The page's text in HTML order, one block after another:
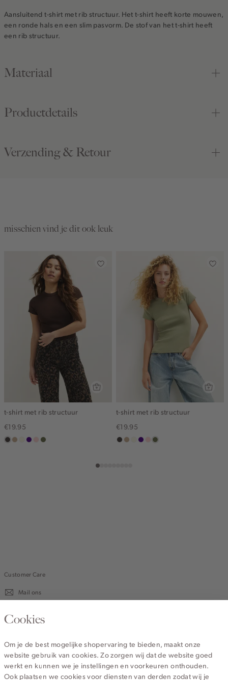
Aansluitend t-shirt met rib structuur. Het t-shirt heeft korte mouwen,
een ronde hals en een slim pasvorm. De stof van het t-shirt heeft
een rib structuur.
Materiaal
Productdetails
Verzending & Retour
misschien vind je dit ook leuk
t-shirt met rib structuur
€19.95
chocozandwit,indigo
pinkgroen,
t-shirt met rib structuur
€19.95
chocozandwit,indigo
pinkgroen,
Customer Care
Mail ons
020 - 3412 670
Service
Cookies
Om je de best mogelijke shopervaring te bieden, maakt onze
website gebruik van cookies. Zo zorgen wij dat de website goed
werkt en kunnen we je instellingen en voorkeuren onthouden.
Ook plaatsen we cookies voor diensten van derden zodat wij je